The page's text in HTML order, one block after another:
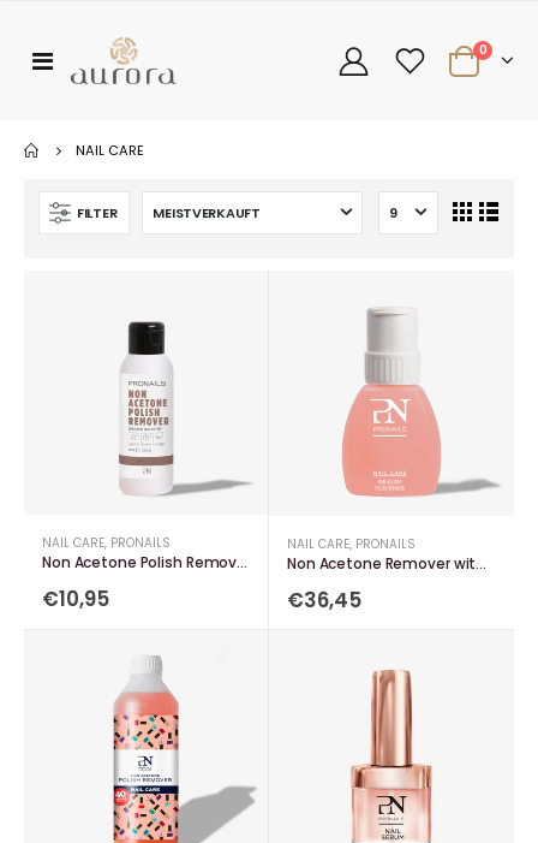
0
NAIL CARE
FILTER
NAIL CARE, PRONAILS
Non Acetone Polish Remover 100 ml
€10,95
NAIL CARE, PRONAILS
Non Acetone Remover with Pump 240 ml
€36,45